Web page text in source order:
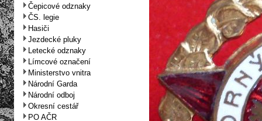
Čepicové odznaky
ČS. legie
Hasiči
Jezdecké pluky
Letecké odznaky
Límcové označení
Ministerstvo vnitra
Národní Garda
Národní odboj
Okresní cestář
PO AČR